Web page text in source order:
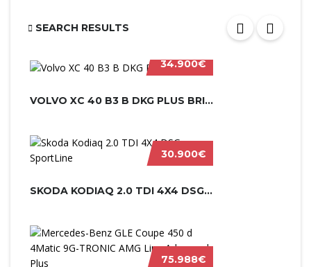
SEARCH RESULTS
34.900€
VOLVO XC 40 B3 B DKG PLUS BRIGHT 20...
30.900€
SKODA KODIAQ 2.0 TDI 4X4 DSG SPORTL...
75.988€